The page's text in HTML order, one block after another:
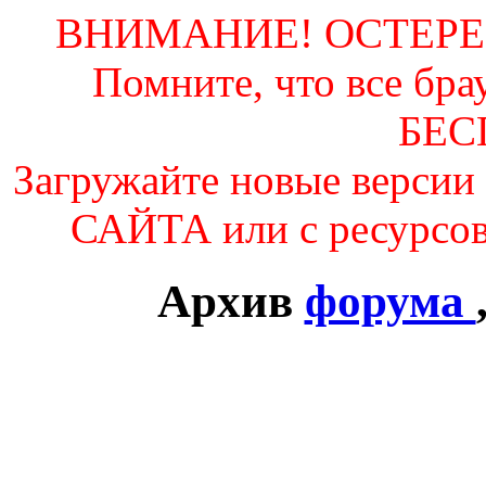
ВНИМАНИЕ!
Помните, что все
Загружайте новые
САЙТА или с
Архив форума